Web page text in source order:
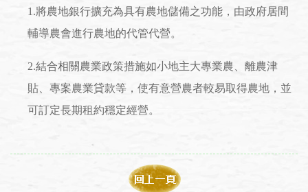
1.將農地銀行擴充為具有農地儲備之功能，由政府居間
輔導農會進行農地的代管代營。
2.結合相關農業政策措施如小地主大專業農、離農津
貼、專案農業貸款等，使有意營農者較易取得農地，並
可訂定長期租約穩定經營。